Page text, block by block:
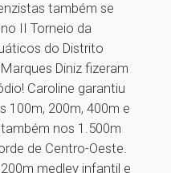
também se
II Torneio da
do Distrito
Diniz fizeram
Caroline garantiu
100m, 200m, 400m e
nos 1.500m
de Centro-Oeste.
medley infantil e